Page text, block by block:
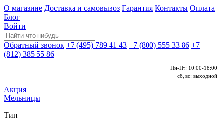
О магазине Доставка и самовывоз Гарантия Контакты Оплата
Блог
Войти
Обратный звонок +7 (495) 789 41 43 +7 (800) 555 33 86 +7
(812) 385 55 86
Пн-Пт: 10:00-18:00
сб, вс: выходной
Акция
Мельницы
Тип